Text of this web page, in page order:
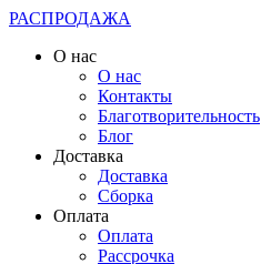
РАСПРОДАЖА
О нас
О нас
Контакты
Благотворительность
Блог
Доставка
Доставка
Сборка
Оплата
Оплата
Рассрочка